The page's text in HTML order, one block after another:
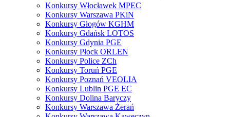
Konkursy Włocławek MPEC
Konkursy Warszawa PKiN
Konkursy Głogów KGHM
Konkursy Gdańsk LOTOS
Konkursy Gdynia PGE
Konkursy Płock ORLEN
Konkursy Police ZCh
Konkursy Toruń PGE
Konkursy Poznań VEOLIA
Konkursy Lublin PGE EC
Konkursy Dolina Baryczy
Konkursy Warszawa Żerań